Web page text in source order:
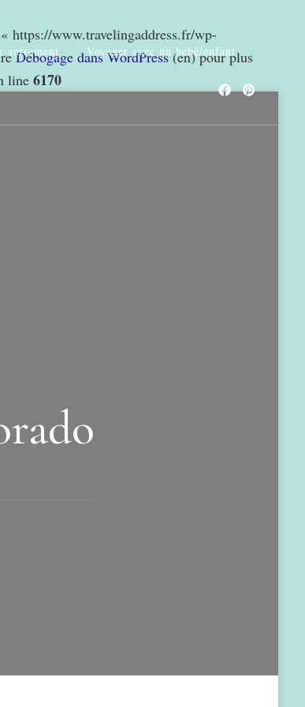
https://www.travelingaddress.fr/wp-
Débogage dans WordPress(en) pour plus
line 6170
autrement Voyager avec un bébé/enfant